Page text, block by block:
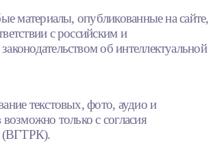
материалы, опубликованные на сайте,
с российским и
об интеллектуальной
текстовых, фото, аудио и
только с согласия
(ВГТРК).